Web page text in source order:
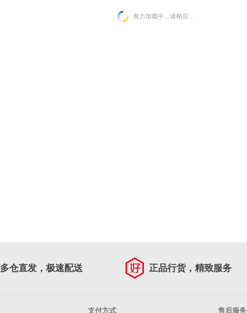
努力加载中，请稍后...
多仓直发，极速配送 正品行货，精致服务
支付方式 售后服务